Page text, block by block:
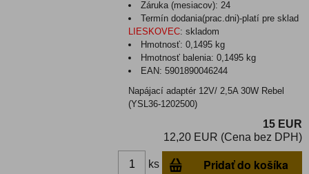
Záruka (mesiacov): 24
Termín dodania(prac.dni)-platí pre sklad
LIESKOVEC: skladom
Hmotnosť:0,1495 kg
Hmotnosť balenia:0,1495 kg
EAN:5901890046244
Napájací adaptér 12V/ 2,5A 30W Rebel
(YSL36-1202500)
15 EUR
12,20 EUR (Cena bez DPH)
ks Pridať do košíka